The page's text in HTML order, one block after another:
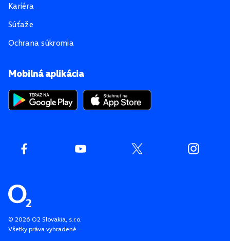
© 2026 O2 Slovakia, s.r.o.
Všetky práva vyhradené
Mobilná aplikácia
Kariéra
Súťaže
Ochrana súkromia